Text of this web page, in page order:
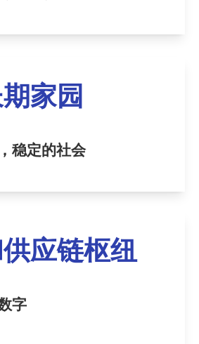
家园
稳定的社会
应链枢纽
字